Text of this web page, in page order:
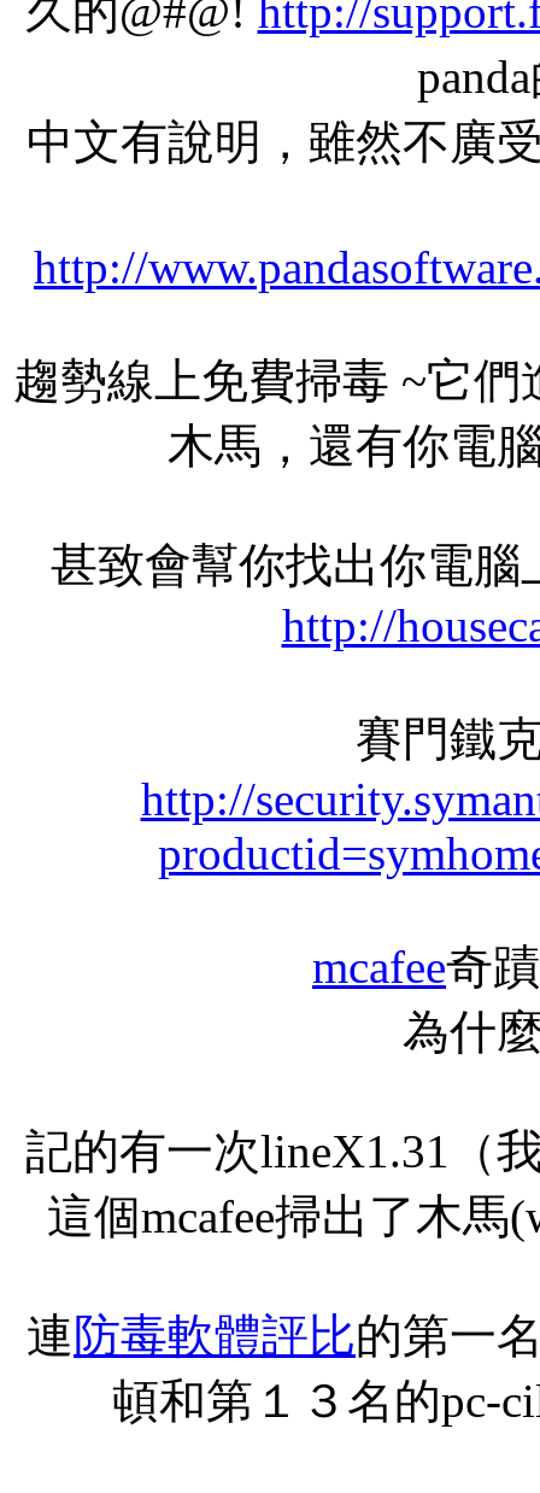
久的@#@! http://
中文有說明，雖然不廣
http://
趨勢線上免費掃毒 ~它
木馬，還有你電
甚致會幫你找出你電
http://
賽門鐵
http://
mcafee奇
為什
記的有一次lineX1.31（
這個mcafee掃出了木馬
連防毒軟體評比的第一
頓和第１３名的pc-